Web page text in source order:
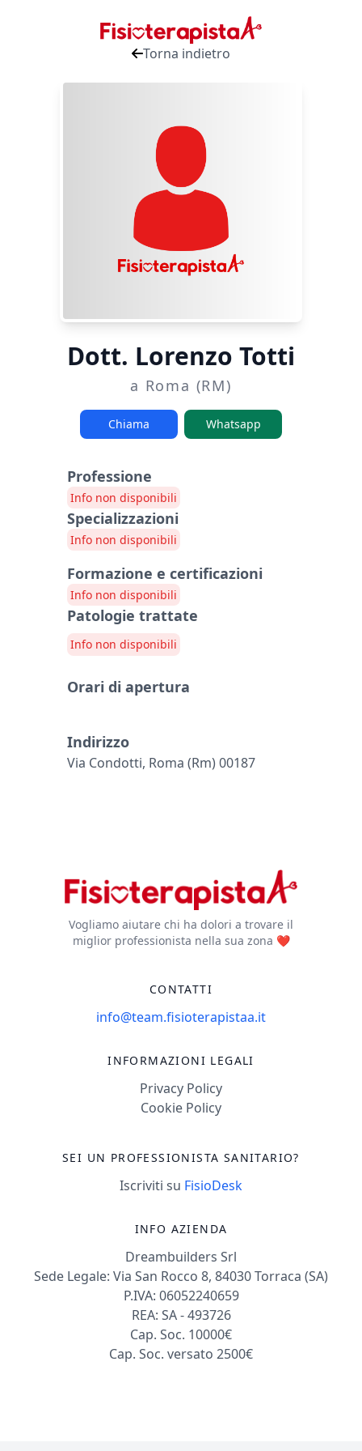
Torna indietro
Dott. Lorenzo Totti
a Roma (RM)
Chiama Whatsapp
Professione
Info non disponibili
Specializzazioni
Info non disponibili
Formazione e certificazioni
Info non disponibili
Patologie trattate
Info non disponibili
Orari di apertura
Indirizzo
Via Condotti, Roma (rm) 00187
Vogliamo aiutare chi ha dolori a trovare il
miglior professionista nella sua zona ❤️
CONTATTI
info@team.fisioterapistaa.it
INFORMAZIONI LEGALI
Privacy Policy
Cookie Policy
SEI UN PROFESSIONISTA SANITARIO?
Iscriviti su FisioDesk
INFO AZIENDA
Dreambuilders Srl
Sede Legale: Via San Rocco 8, 84030 Torraca (SA)
P.IVA: 06052240659
REA: SA - 493726
Cap. Soc. 10000€
Cap. Soc. versato 2500€